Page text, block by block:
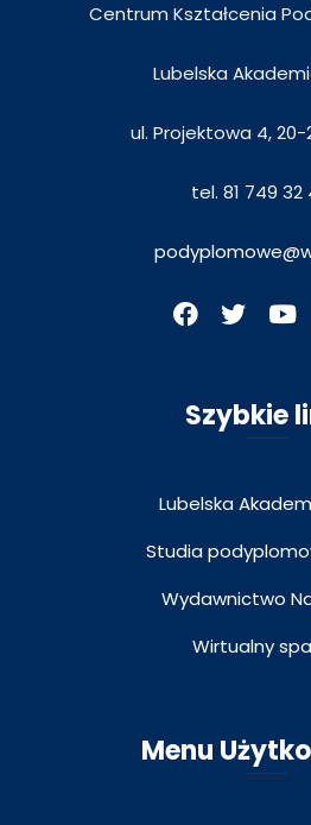
Centrum Kształcenia
Lubelska
ul. Projektowa 4, 20-
tel. 81 749 32
Szybkie
Lubelska
Studia
Wydawnictwo
Wirtualny
Menu